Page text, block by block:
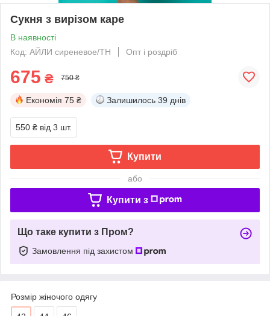
Сукня з вирізом каре
В наявності
Код: АЙЛИ сиреневое/ТН
Опт і роздріб
675 ₴ 750 ₴
Економія 75 ₴ Залишилось 39 днів
550 ₴ від 3 шт.
Купити
або
Купити з
Що таке купити з Пром?
Замовлення під захистом
Розмір жіночого одягу